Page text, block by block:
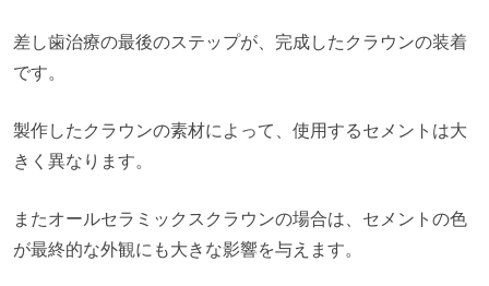
差し歯治療の最後のステップが、完成したクラウンの装着
です。
製作したクラウンの素材によって、使用するセメントは大
きく異なります。
またオールセラミックスクラウンの場合は、セメントの色
が最終的な外観にも大きな影響を与えます。